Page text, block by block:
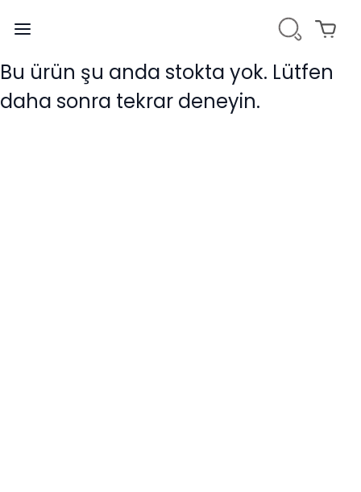
Bu ürün şu anda stokta yok. Lütfen
daha sonra tekrar deneyin.